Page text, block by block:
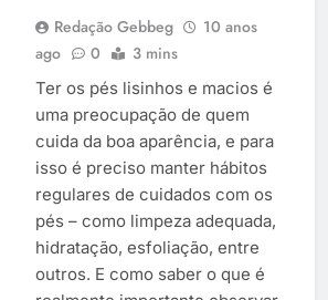
Redação Gebbeg
10 anos
ago
0 3 mins
Ter os pés lisinhos e macios é
uma preocupação de quem
cuida da boa aparência, e para
isso é preciso manter hábitos
regulares de cuidados com os
pés – como limpeza adequada,
hidratação, esfoliação, entre
outros. E como saber o que é